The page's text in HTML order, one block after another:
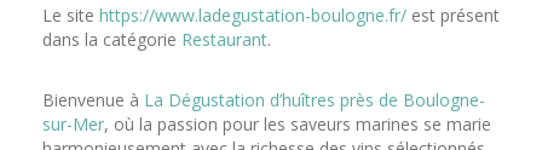
Le site https://www.ladegustation-boulogne.fr/ est présent
dans la catégorie Restaurant.
Bienvenue à La Dégustation d’huîtres près de Boulogne-
sur-Mer, où la passion pour les saveurs marines se marie